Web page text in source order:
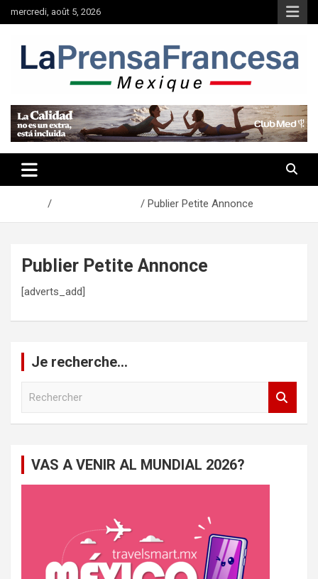
au
mercredi, août 5, 2026
Publier Petite Annonce
Publier Petite Annonce
[adverts_add]
Je recherche…
c
VAS A VENIR AL MUNDIAL 2026?